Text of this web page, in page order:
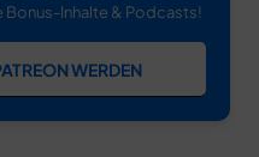
Bonus-Inhalte & Podcasts!
WERDEN